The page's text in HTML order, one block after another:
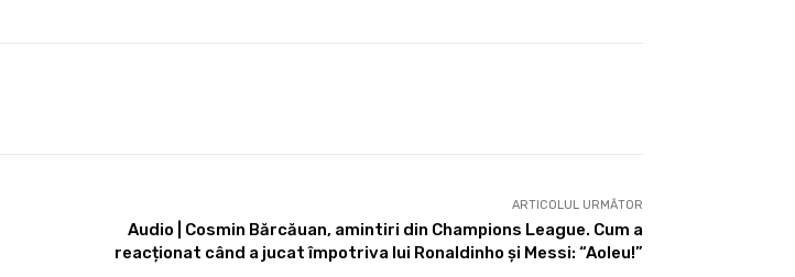
ARTICOLUL URMĂTOR
Audio | Cosmin Bărcăuan, amintiri din Champions League. Cum a
reacționat când a jucat împotriva lui Ronaldinho și Messi: “Aoleu!”